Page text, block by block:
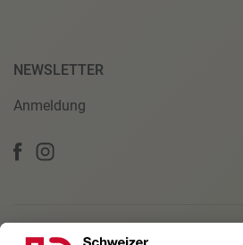
NEWSLETTER
Anmeldung